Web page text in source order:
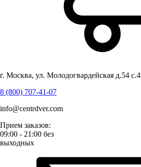
г. Москва, ул. Молодогвардейская д.54 с.4
8 (800) 707-41-07
info@centrdver.com
Прием заказов:
09:00 - 21:00 без
выходных